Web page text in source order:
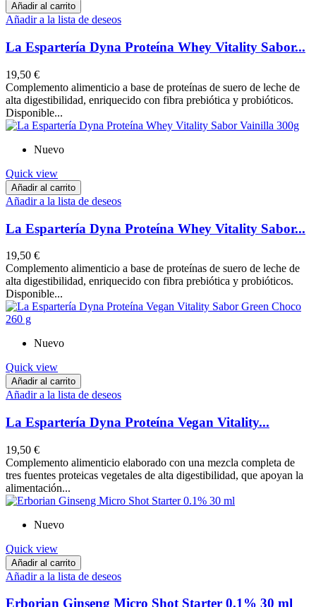
Añadir al carrito
Añadir a la lista de deseos
La Espartería Dyna Proteína Whey Vitality Sabor...
19,50 €
Complemento alimenticio a base de proteínas de suero de leche de
alta digestibilidad, enriquecido con fibra prebiótica y probióticos.
Disponible...
Nuevo
Quick view
Añadir al carrito
Añadir a la lista de deseos
La Espartería Dyna Proteína Whey Vitality Sabor...
19,50 €
Complemento alimenticio a base de proteínas de suero de leche de
alta digestibilidad, enriquecido con fibra prebiótica y probióticos.
Disponible...
Nuevo
Quick view
Añadir al carrito
Añadir a la lista de deseos
La Espartería Dyna Proteína Vegan Vitality...
19,50 €
Complemento alimenticio elaborado con una mezcla completa de
tres fuentes proteicas vegetales de alta digestibilidad, que apoyan la
alimentación...
Nuevo
Quick view
Añadir al carrito
Añadir a la lista de deseos
Erborian Ginseng Micro Shot Starter 0.1% 30 ml